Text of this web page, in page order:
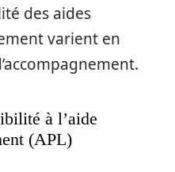
des aides
varient en
à l’aide
(APL)